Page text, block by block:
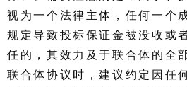
视为一个法律主体，任何一个
规定导致投标保证金被没收或
任的，其效力及于联合体的全
联合体协议时，建议约定因任